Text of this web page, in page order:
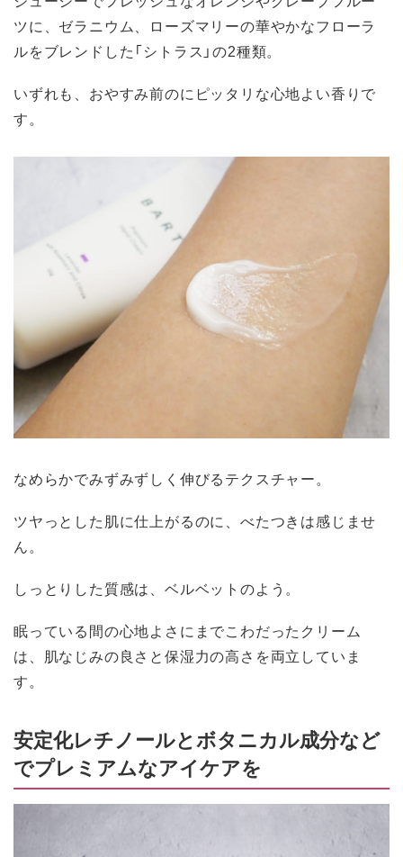
ツに、ゼラニウム、ローズマリーの華やかなフローラ
ルをブレンドした「シトラス」の2種類。
いずれも、おやすみ前のにピッタリな心地よい香りで
す。
なめらかでみずみずしく伸びるテクスチャー。
ツヤっとした肌に仕上がるのに、べたつきは感じませ
ん。
しっとりした質感は、ベルベットのよう。
眠っている間の心地よさにまでこわだったクリーム
は、肌なじみの良さと保湿力の高さを両立していま
す。
安定化レチノールとボタニカル成分など
でプレミアムなアイケアを